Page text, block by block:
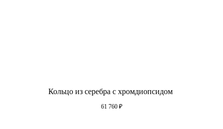
Кольцо из серебра с хромдиопсидом
61 760 ₽